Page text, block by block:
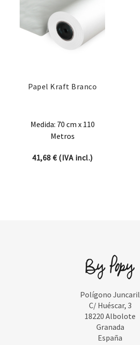
Papel Kraft Branco
Medida: 70 cm x 110
Metros
41,68€(IVA incl.)
Polígono Juncaril
C/ Huéscar, 3
18220 Albolote
Granada
España